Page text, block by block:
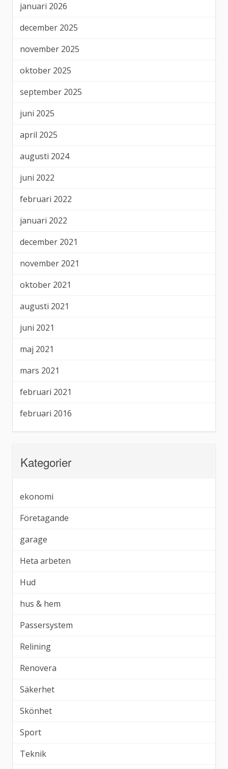
januari 2026
december 2025
november 2025
oktober 2025
september 2025
juni 2025
april 2025
augusti 2024
juni 2022
februari 2022
januari 2022
december 2021
november 2021
oktober 2021
augusti 2021
juni 2021
maj 2021
mars 2021
februari 2021
februari 2016
Kategorier
ekonomi
Företagande
garage
Heta arbeten
Hud
hus & hem
Passersystem
Relining
Renovera
Säkerhet
Skönhet
Sport
Teknik